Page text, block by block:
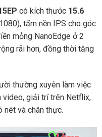
có kích thước 15.6
tấm nền IPS cho góc
mỏng NanoEdge ở 2
rãi hơn, đồng thời tăng
thường xuyên làm việc
video, giải trí trên Netflix,
nét và chân thực.